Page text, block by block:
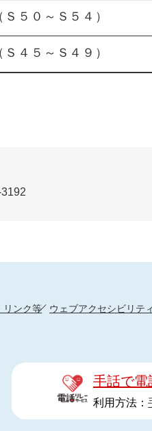
５０～Ｓ５４）
４５～Ｓ４９）
リンク等 ウェブアクセシビリティ
手話で電
利用方法：